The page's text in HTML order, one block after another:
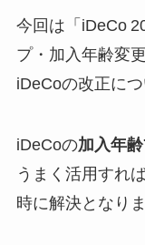
今回は「iDeCo
プ・加入年齢変
iDeCoの改正に
iDeCoの加入年
うまく活用すれ
時に解決となりま